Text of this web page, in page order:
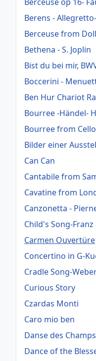
Berens -
Berceuse from
Bethena - S. Joplin
Bist du bei mir,
Boccerini -
Ben Hur Chariot
Bourree -Händel-
Bourree from
Bilder einer
Can Can
Cantabile from
Cavatine from
Canzonetta -
Child's Song-Franz
Carmen Ouvertüre
Concertino in G-
Cradle Song-
Curious Story
Czardas Monti
Caro mio ben
Danse des
Dance of the